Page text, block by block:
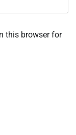
this browser for